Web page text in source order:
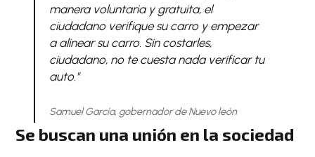
manera voluntaria y gratuita, el
ciudadano verifique su carro y empezar
a alinear su carro. Sin costarles,
ciudadano, no te cuesta nada verificar tu
auto."
Samuel García, gobernador de Nuevo león
Se buscan una unión en la sociedad